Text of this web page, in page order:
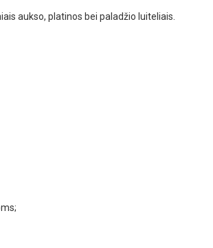
aukso, platinos bei paladžio luiteliais.